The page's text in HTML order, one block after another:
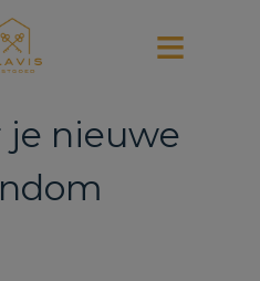
je nieuwe